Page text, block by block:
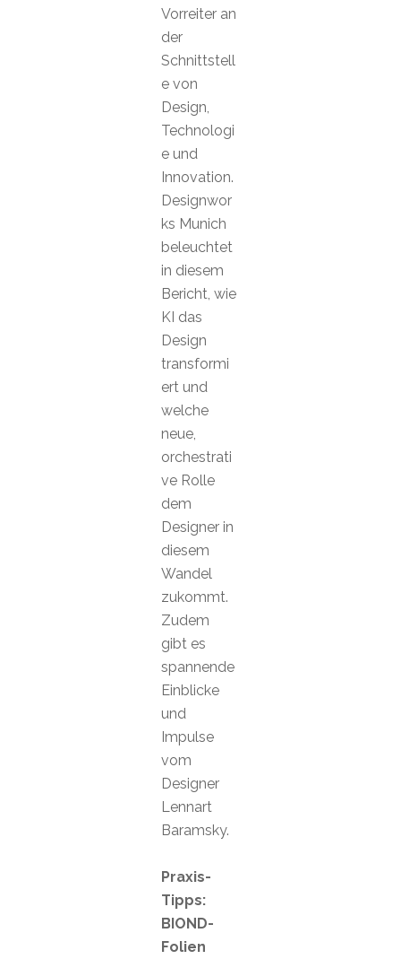
Vorreiter an
der
Schnittstell
e von
Design,
Technologi
e und
Innovation.
Designwor
ks Munich
beleuchtet
in diesem
Bericht, wie
KI das
Design
transformi
ert und
welche
neue,
orchestrati
ve Rolle
dem
Designer in
diesem
Wandel
zukommt.
Zudem
gibt es
spannende
Einblicke
und
Impulse
vom
Designer
Lennart
Baramsky.
Praxis-
Tipps:
BIOND-
Folien